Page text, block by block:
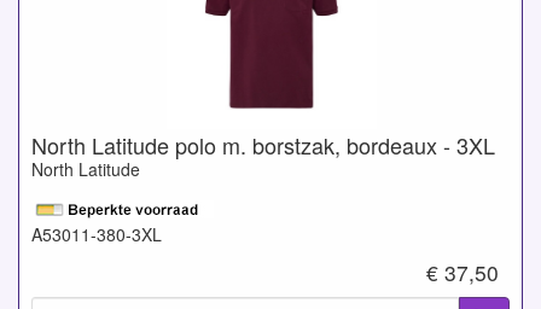
North Latitude polo m. borstzak, bordeaux - 3XL
North Latitude
A53011-380-3XL
€ 37,50